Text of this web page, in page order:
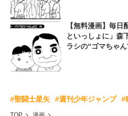
【無料漫画】毎
といっしょに」森
ラシの“ゴマちゃ
#聖闘士星矢 #週刊少年ジャンプ #